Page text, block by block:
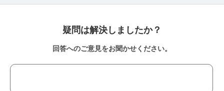
疑問は解決しましたか？
回答へのご意見をお聞かせください。